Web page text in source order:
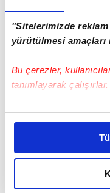
"Sitelerimizde
yürütülmesi amaçları
Bu çerezler,
tanımlayarak çalışırlar.
Bu çerezlere izin
daha iyi reklam
amacımızın size
olduğunu ve sizlere
elimizden gelen
Hasan Ali'nin
mevkine takviye
kupasının son